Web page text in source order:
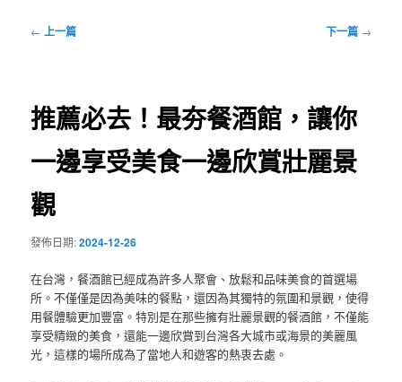
文
← 上一篇 下一篇 →
推薦必去！最夯餐酒館，讓你
一邊享受美食一邊欣賞壯麗景
觀
發佈日期:2024-12-26
在台灣，餐酒館已經成為許多人聚會、放鬆和品味美食的首選場
所。不僅僅是因為美味的餐點，還因為其獨特的氛圍和景觀，使得
用餐體驗更加豐富。特別是在那些擁有壯麗景觀的餐酒館，不僅能
享受精緻的美食，還能一邊欣賞到台灣各大城市或海景的美麗風
光，這樣的場所成為了當地人和遊客的熱衷去處。